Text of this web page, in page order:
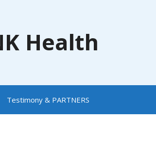
Health
Testimony & PARTNERS